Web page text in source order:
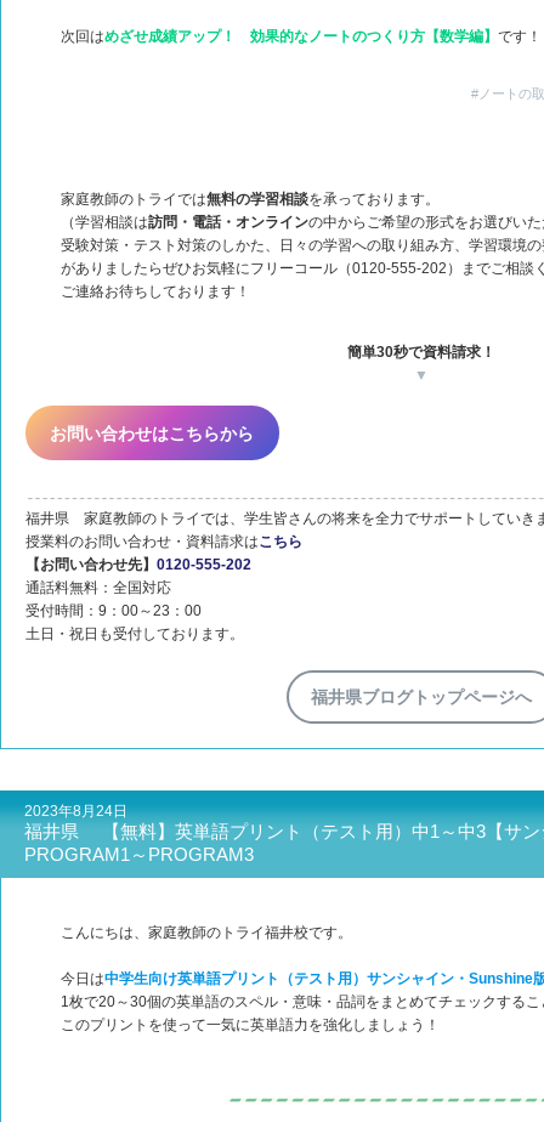
次回はめざせ成績アップ！ 効果的なノートのつくり方【数学編】です！
#ノートの
家庭教師のトライでは無料の学習相談を承っております。
（学習相談は訪問・電話・オンラインの中からご希望の形式をお選びい
受験対策・テスト対策のしかた、日々の学習への取り組み方、学習環境
がありましたらぜひお気軽にフリーコール（0120-555-202）までご相談
ご連絡お待ちしております！
簡単30秒で資料請求！
▼
お問い合わせはこちらから
福井県 家庭教師のトライでは、学生皆さんの将来を全力でサポートしていき
授業料のお問い合わせ・資料請求はこちら
【お問い合わせ先】 0120-555-202
通話料無料：全国対応
受付時間：9：00～23：00
土日・祝日も受付しております。
福井県ブログトップページへ
2023年8月24日
福井県 【無料】英単語プリント（テスト用）中1～中3【サン
PROGRAM1～PROGRAM3
こんにちは、家庭教師のトライ福井校です。
今日は中学生向け英単語プリント（テスト用）サンシャイン・Sunshine
1枚で20～30個の英単語のスペル・意味・品詞をまとめてチェックする
このプリントを使って一気に英単語力を強化しましょう！